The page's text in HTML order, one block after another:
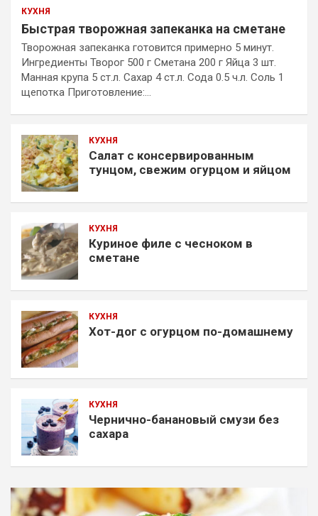
КУХНЯ
Быстрая творожная запеканка на сметане
Творожная запеканка готовится примерно 5 минут.
Ингредиенты Творог 500 г Сметана 200 г Яйца 3 шт.
Манная крупа 5 ст.л. Сахар 4 ст.л. Сода 0.5 ч.л. Соль 1
щепотка Приготовление:…
КУХНЯ
Салат с консервированным
тунцом, свежим огурцом и яйцом
КУХНЯ
Куриное филе с чесноком в
сметане
КУХНЯ
Хот-дог с огурцом по-домашнему
КУХНЯ
Чернично-банановый смузи без
сахара